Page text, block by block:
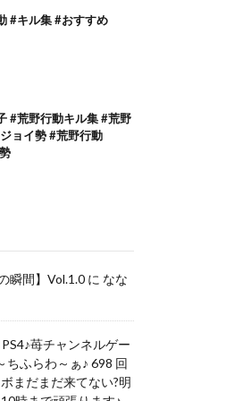
#キル集 #おすすめ
#荒野行動キル集 #荒野
ョイ勢 #荒野行動
瞬間】Vol.1.0に なな
苺チャンネルゲー
ちふらわ～ぁ♪ 698 回
まだまだ来てない?明